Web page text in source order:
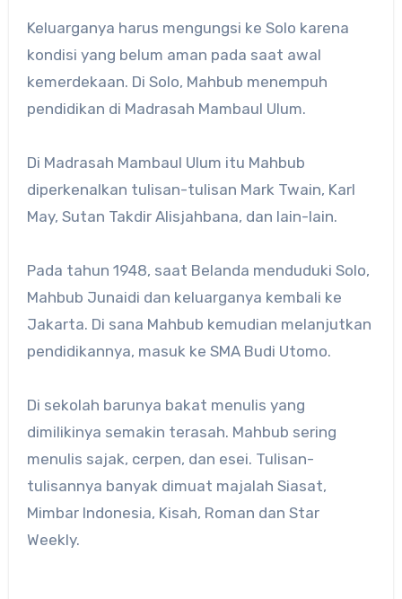
Keluarganya harus mengungsi ke Solo karena
kondisi yang belum aman pada saat awal
kemerdekaan. Di Solo, Mahbub menempuh
pendidikan di Madrasah Mambaul Ulum.
Di Madrasah Mambaul Ulum itu Mahbub
diperkenalkan tulisan-tulisan Mark Twain, Karl
May, Sutan Takdir Alisjahbana, dan lain-lain.
Pada tahun 1948, saat Belanda menduduki Solo,
Mahbub Junaidi dan keluarganya kembali ke
Jakarta. Di sana Mahbub kemudian melanjutkan
pendidikannya, masuk ke SMA Budi Utomo.
Di sekolah barunya bakat menulis yang
dimilikinya semakin terasah. Mahbub sering
menulis sajak, cerpen, dan esei. Tulisan-
tulisannya banyak dimuat majalah Siasat,
Mimbar Indonesia, Kisah, Roman dan Star
Weekly.